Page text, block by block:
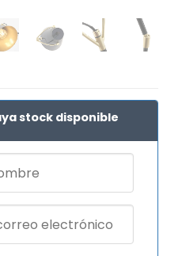
stock disponible